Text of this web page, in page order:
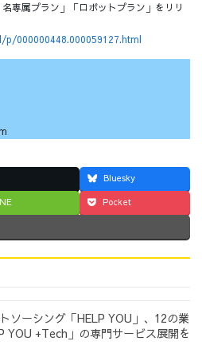
専属プラン」「ロボットプラン」をリリ
000000448.000059127.html
Bluesky
Pocket
ソーシング「HELP YOU」、12の業
YOU +Tech」の専門サービス展開を